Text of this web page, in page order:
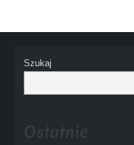
Szukaj
Ostatnie